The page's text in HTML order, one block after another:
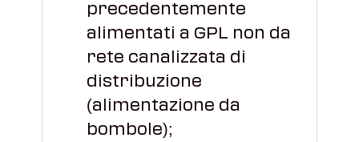
precedentemente
alimentati a GPL non da
rete canalizzata di
distribuzione
(alimentazione da
bombole);